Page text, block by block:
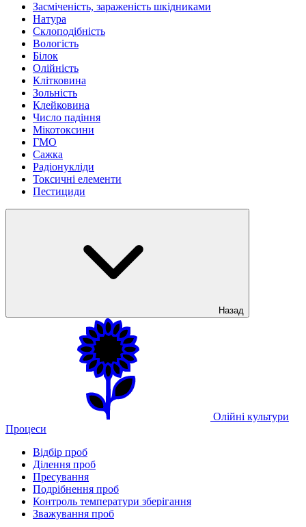
Засміченість, зараженість шкідниками
Натура
Склоподібність
Вологість
Білок
Олійність
Клітковина
Зольність
Клейковина
Число падіння
Мікотоксини
ГМО
Сажка
Радіонукліди
Токсичні елементи
Пестициди
Назад
Олійні культури
Процеси
Відбір проб
Ділення проб
Пресування
Подрібнення проб
Контроль температури зберігання
Зважування проб